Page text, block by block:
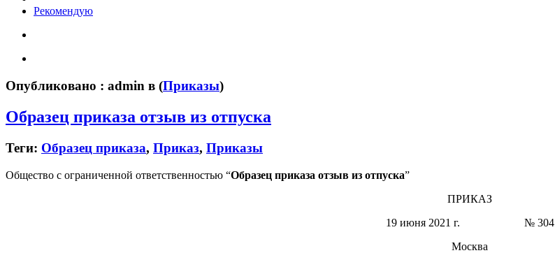
Рекомендую
Опубликовано : admin в (Приказы)
Образец приказа отзыв из отпуска
Теги: Образец приказа, Приказ, Приказы
Общество с ограниченной ответственностью “Образец приказа отзыв из отпуска”
ПРИКАЗ
19 июня 2021 г. № 304
Москва